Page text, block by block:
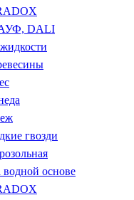
DALI
гвозди
водной основе